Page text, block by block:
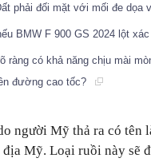
phải đối mặt với mối đe dọa
BMW F 900 GS 2024 lột
ràng có khả năng chịu mài
đường cao tốc?
người Mỹ thả ra có tên
Mỹ. Loại ruồi này sẽ